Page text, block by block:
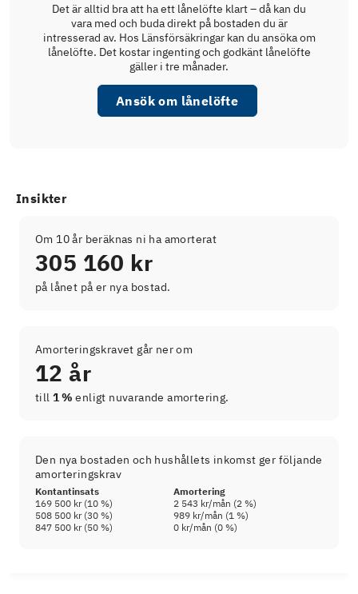
Det är alltid bra att ha ett lånelöfte klart – då kan du
vara med och buda direkt på bostaden du är
intresserad av. Hos Länsförsäkringar kan du ansöka om
lånelöfte. Det kostar ingenting och godkänt lånelöfte
gäller i tre månader.
Ansök om lånelöfte
Insikter
Om 10 år beräknas ni ha amorterat
305 160 kr
på lånet på er nya bostad.
Amorteringskravet går ner om
12 år
till 1 % enligt nuvarande amortering.
Den nya bostaden och hushållets inkomst ger följande
amorteringskrav
Kontantinsats
Amortering
169 500 kr(10 %) 2 543 kr/mån (2 %)
508 500 kr(30 %) 989 kr/mån (1 %)
847 500 kr(50 %) 0 kr/mån (0 %)